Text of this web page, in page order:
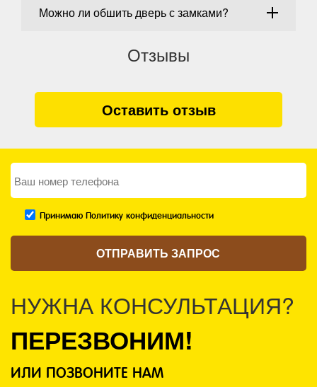
Можно ли обшить дверь с замками?
Отзывы
Оставить отзыв
Принимаю Политику конфиденциальности
НУЖНА КОНСУЛЬТАЦИЯ?
ПЕРЕЗВОНИМ!
ИЛИ ПОЗВОНИТЕ НАМ